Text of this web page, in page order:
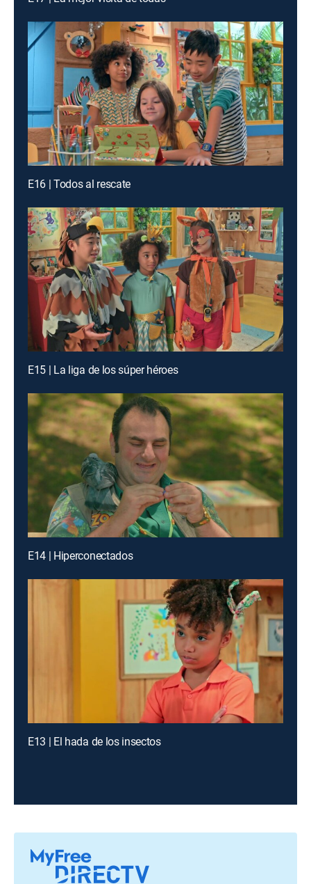
E16 | Todos al rescate
E15 | La liga de los súper héroes
E14 | Hiperconectados
E13 | El hada de los insectos